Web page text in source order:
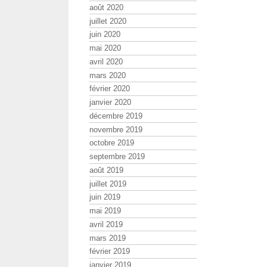
août 2020
juillet 2020
juin 2020
mai 2020
avril 2020
mars 2020
février 2020
janvier 2020
décembre 2019
novembre 2019
octobre 2019
septembre 2019
août 2019
juillet 2019
juin 2019
mai 2019
avril 2019
mars 2019
février 2019
janvier 2019